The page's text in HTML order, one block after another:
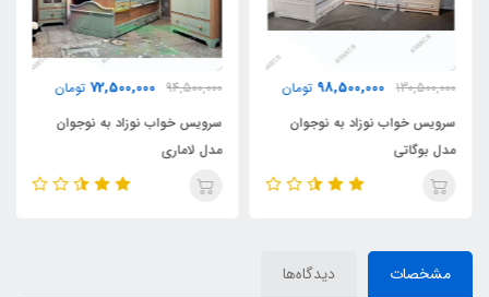
130,500,000
98,500,000 تومان
سرویس خواب نوزاد به نوجوان
مدل بوگاتی
94,500,000
72,500,000 تومان
سرویس خواب نوزاد به نوجوان
مدل لاماری
مشخصات دیدگاه‌ها